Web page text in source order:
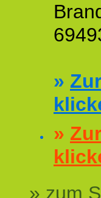
»
»
» zum